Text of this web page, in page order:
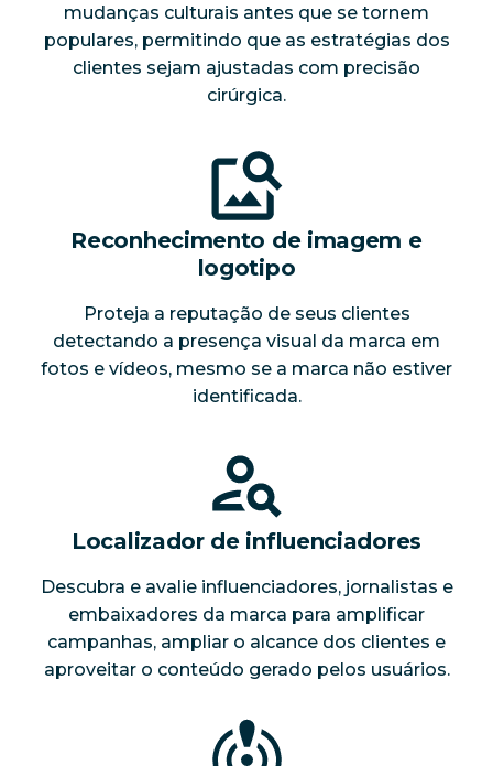
mudanças culturais antes que se tornem
populares, permitindo que as estratégias dos
clientes sejam ajustadas com precisão
cirúrgica.
Reconhecimento de imagem e
logotipo
Proteja a reputação de seus clientes
detectando a presença visual da marca em
fotos e vídeos, mesmo se a marca não estiver
identificada.
Localizador de influenciadores
Descubra e avalie influenciadores, jornalistas e
embaixadores da marca para amplificar
campanhas, ampliar o alcance dos clientes e
aproveitar o conteúdo gerado pelos usuários.